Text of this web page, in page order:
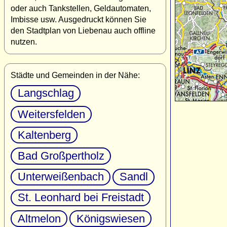
oder auch Tankstellen, Geldautomaten,
Imbisse usw. Ausgedruckt können Sie
den Stadtplan von Liebenau auch offline
nutzen.
Städte und Gemeinden in der Nähe:
Langschlag
Weitersfelden
Kaltenberg
Bad Großpertholz
Unterweißenbach
Sandl
St. Leonhard bei Freistadt
Altmelon
Königswiesen